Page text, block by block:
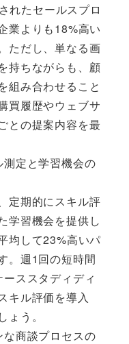
れたセールスプロ
業よりも18%高い
ただし、単なる画
持ちながらも、顧
組み合わせること
買履歴やウェブサ
との提案内容を最
測定と学習機会の
定期的にスキル評
学習機会を提供し
均して23%高いパ
。週1回の短時間
ススタディディ
キル評価を導入
う。
な商談プロセスの